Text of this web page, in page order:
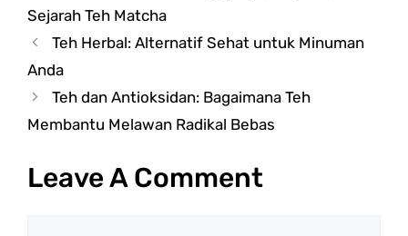
Sejarah Teh Matcha
Teh Herbal: Alternatif Sehat untuk Minuman
Anda
Teh dan Antioksidan: Bagaimana Teh
Membantu Melawan Radikal Bebas
Leave A Comment